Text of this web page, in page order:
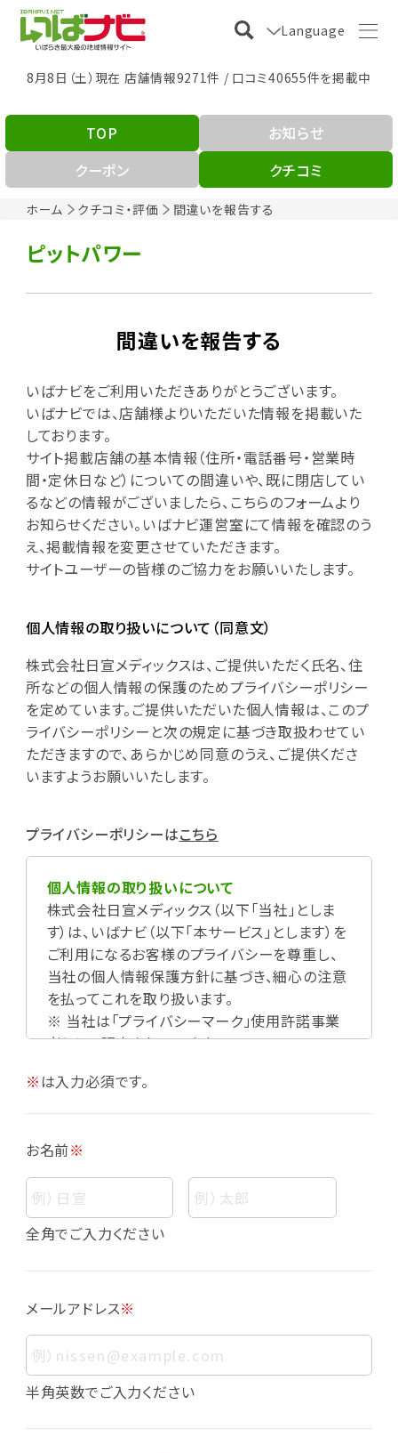
Language
8月8日（土）現在 店舗情報9271件 / 口コミ40655件を掲載中
ホーム クチコミ・評価 間違いを報告する
TOP
お知らせ
クーポン
クチコミ
ピットパワー
間違いを報告する
いばナビをご利用いただきありがとうございます。
いばナビでは、店舗様よりいただいた情報を掲載いた
しております。
サイト掲載店舗の基本情報（住所・電話番号・営業時
間・定休日など）についての間違いや、既に閉店してい
るなどの情報がございましたら、こちらのフォームより
お知らせください。いばナビ運営室にて情報を確認のう
え、掲載情報を変更させていただきます。
サイトユーザーの皆様のご協力をお願いいたします。
個人情報の取り扱いについて（同意文）
株式会社日宣メディックスは、ご提供いただく氏名、住
所などの個人情報の保護のためプライバシーポリシー
を定めています。ご提供いただいた個人情報は、このプ
ライバシーポリシーと次の規定に基づき取扱わせてい
ただきますので、あらかじめ同意のうえ、ご提供くださ
いますようお願いいたします。
プライバシーポリシーはこちら
個人情報の取り扱いについて
株式会社日宣メディックス（以下「当社」としま
す）は、いばナビ（以下「本サービス」とします）を
ご利用になるお客様のプライバシーを尊重し、
当社の個人情報保護方針に基づき、細心の注意
を払ってこれを取り扱います。
※ 当社は「プライバシーマーク」使用許諾事業
者として認定されています。
個人情報
個人情報とは、お客様個人に関する情報であっ
て、当該情報を構成する氏名、住所、電話番号、
す。また、その情報のみでは識別できない場合で
も、他の情報と容易に照合することで、結果的に
お客様個人を識別できるものも個人情報に含ま
れます。
個人情報の利用目的について
※は入力必須です。
お名前※
全角でご入力ください
メールアドレス※
半角英数でご入力ください